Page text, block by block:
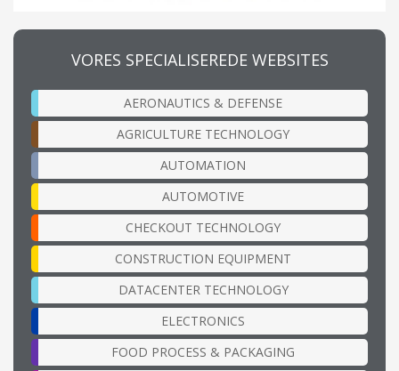
VORES SPECIALISEREDE WEBSITES
AERONAUTICS & DEFENSE
AGRICULTURE TECHNOLOGY
AUTOMATION
AUTOMOTIVE
CHECKOUT TECHNOLOGY
CONSTRUCTION EQUIPMENT
DATACENTER TECHNOLOGY
ELECTRONICS
FOOD PROCESS & PACKAGING